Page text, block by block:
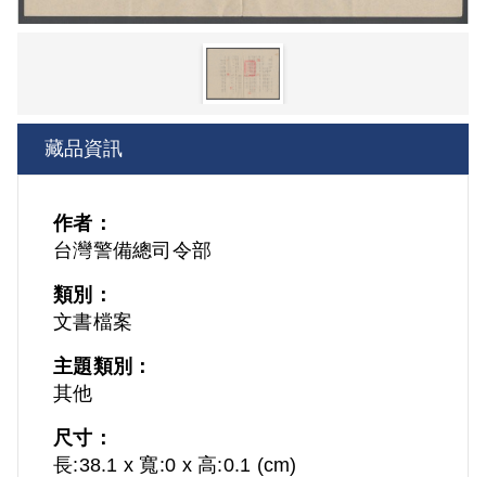
藏品資訊
作者：
台灣警備總司令部
類別：
文書檔案
主題類別：
其他
尺寸：
長:38.1 x 寬:0 x 高:0.1 (cm)